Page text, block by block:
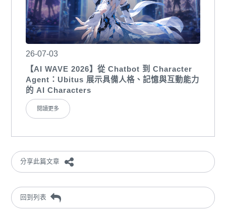
26-07-03
【AI WAVE 2026】從 Chatbot 到 Character
Agent：Ubitus 展示具備人格、記憶與互動能力
的 AI Characters
閱讀更多
分享此篇文章
回到列表